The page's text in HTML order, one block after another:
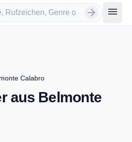
arrow_forward menu
Calabro
aus Belmonte